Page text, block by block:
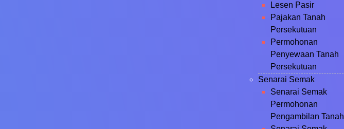
Lesen Pasir
Pajakan Tanah
Persekutuan
Permohonan
Penyewaan Tanah
Persekutuan
Senarai Semak
Senarai Semak
Permohonan
Pengambilan Tanah